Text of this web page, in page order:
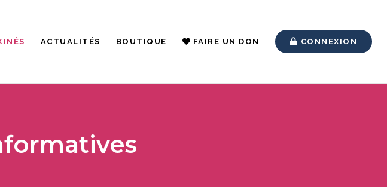
ACTUALITÉS BOUTIQUE FAIRE UN DON CONNEXION